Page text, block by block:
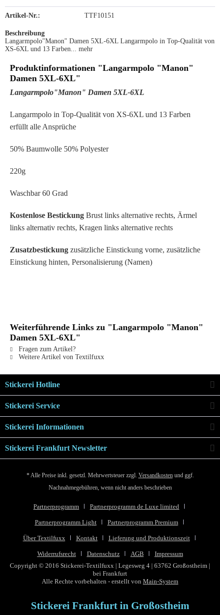
Artikel-Nr.: TTF10151
Beschreibung
Langarmpolo"Manon" Damen 5XL-6XL Langarmpolo in Top-Qualität von
XS-6XL und 13 Farben... mehr
Produktinformationen "Langarmpolo "Manon"
Damen 5XL-6XL"
Langarmpolo"Manon" Damen 5XL-6XL
Langarmpolo in Top-Qualität von XS-6XL und 13 Farben
erfüllt alle Ansprüche
50% Baumwolle 50% Polyester
220g
Waschbar 60 Grad
Kostenlose Bestickung Brust links alternative rechts, Ärmel
links alternativ rechts, Kragen links alternative rechts
Zusatzbestickung zusätzliche Einstickung vorne, zusätzliche
Einstickung hinten, Personalisierung (Namen)
Weiterführende Links zu "Langarmpolo "Manon"
Damen 5XL-6XL"
Fragen zum Artikel?
Weitere Artikel von Textilfuxx
Stickerei Hotline
Stickerei Service
Stickerei Informationen
Stickerei Frankfurt Newsletter
* Alle Preise inkl. gesetzl. Mehrwertsteuer zzgl. Versandkostenund ggf.
Nachnahmegebühren, wenn nicht anders beschrieben
Partnerprogramm Partnerprogramm de Luxe limited
Partnerprogramm Light Partnerprogramm Premium
Über Textilfuxx Kontakt Lieferung und Produktionszeit
Widerrufsrecht Datenschutz AGB
Impressum
Copyright © 2016 Stickerei-Textilfuxx | Legesweg 4 | 63762 Großostheim |
bei Frankfurt
Alle Rechte vorbehalten - erstellt von Main-System
Stickerei Frankfurt in Großostheim